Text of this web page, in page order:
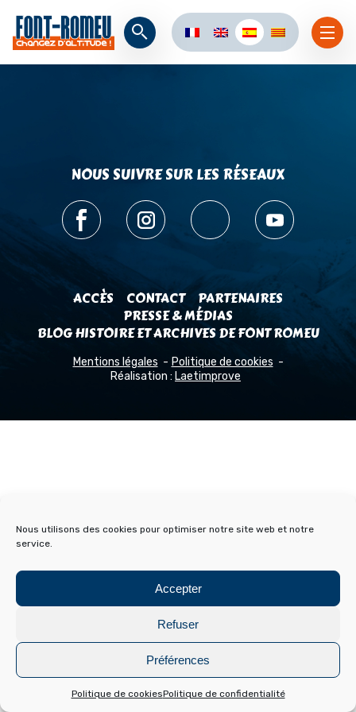
Nous utilisons des cookies pour optimiser notre site web et notre
service.
Accepter
Refuser
Préférences
Politique de cookiesPolitique de confidentialité
NOUS SUIVRE SUR LES RÉSEAUX
ACCÈS CONTACT
PARTENAIRES
PRESSE & MÉDIAS
BLOG HISTOIRE ET ARCHIVES DE FONT ROMEU
Mentions légales
Politique de cookies
Réalisation : Laetimprove